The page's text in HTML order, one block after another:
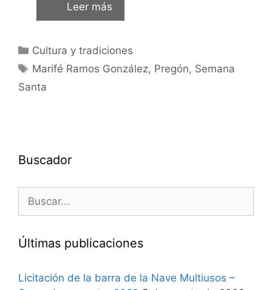
Leer más
Cultura y tradiciones
Marifé Ramos González, Pregón, Semana
Santa
Buscador
Últimas publicaciones
Licitación de la barra de la Nave Multiusos –